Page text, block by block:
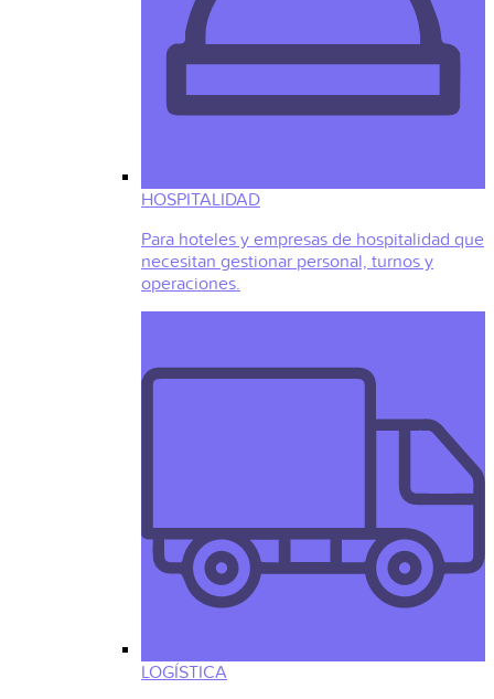
HOSPITALIDAD
Para hoteles y empresas de hospitalidad que
necesitan gestionar personal, turnos y
operaciones.
LOGÍSTICA